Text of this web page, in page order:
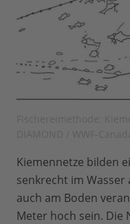
Kiemennetze bilden
senkrecht im Wasser
auch am Boden
Meter hoch sein. Die